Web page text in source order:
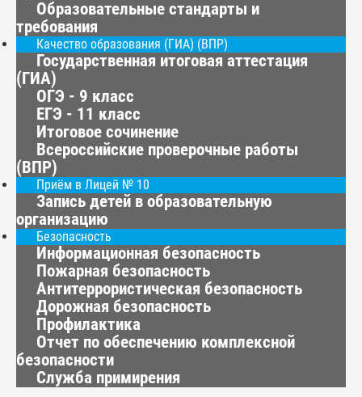
Образовательные стандарты и
требования
Качество образования (ГИА) (ВПР)
Государственная итоговая аттестация
(ГИА)
ОГЭ - 9 класс
ЕГЭ - 11 класс
Итоговое сочинение
Всероссийские проверочные работы
(ВПР)
Приём в Лицей № 10
Запись детей в образовательную
организацию
Безопасность
Информационная безопасность
Пожарная безопасность
Антитеррористическая безопасность
Дорожная безопасность
Профилактика
Отчет по обеспечению комплексной
безопасности
Служба примирения